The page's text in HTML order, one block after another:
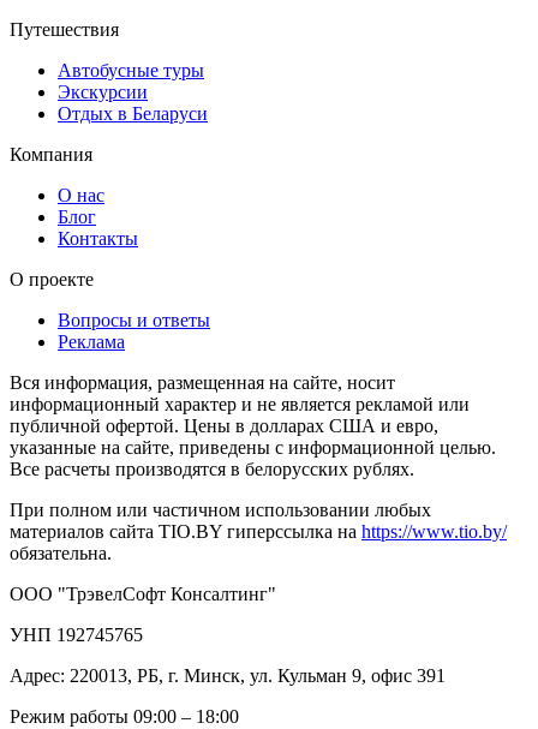
Путешествия
Автобусные туры
Экскурсии
Отдых в Беларуси
Компания
О нас
Блог
Контакты
О проекте
Вопросы и ответы
Реклама
Вся информация, размещенная на сайте, носит
информационный характер и не является рекламой или
публичной офертой. Цены в долларах США и евро,
указанные на сайте, приведены с информационной целью.
Все расчеты производятся в белорусских рублях.
При полном или частичном использовании любых
материалов сайта TIO.BY гиперссылка на https://www.tio.by/
обязательна.
ООО "ТрэвелСофт Консалтинг"
УНП 192745765
Адрес: 220013, РБ, г. Минск, ул. Кульман 9, офис 391
Режим работы 09:00 – 18:00